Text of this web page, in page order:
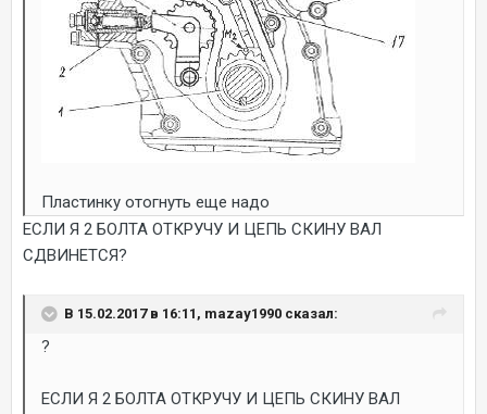
Пластинку отогнуть еще надо
ЕСЛИ Я 2 БОЛТА ОТКРУЧУ И ЦЕПЬ СКИНУ ВАЛ
СДВИНЕТСЯ?
В 15.02.2017 в 16:11, mazay1990 сказал:
?
ЕСЛИ Я 2 БОЛТА ОТКРУЧУ И ЦЕПЬ СКИНУ ВАЛ